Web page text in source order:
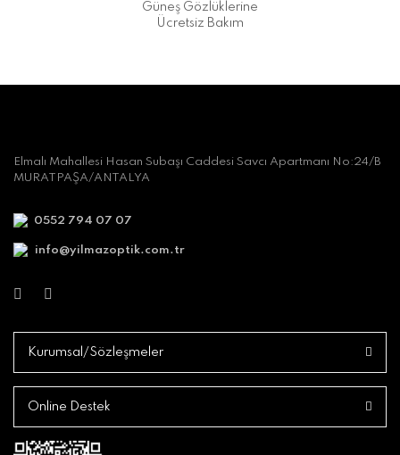
Güneş Gözlüklerine
Ücretsiz Bakım
Elmalı Mahallesi Hasan Subaşı Caddesi Savcı Apartmanı No:24/B
MURATPAŞA/ANTALYA
0552 794 07 07
info@yilmazoptik.com.tr
Kurumsal/Sözleşmeler
Online Destek